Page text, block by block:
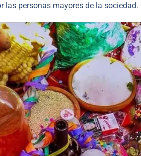
las personas mayores de la